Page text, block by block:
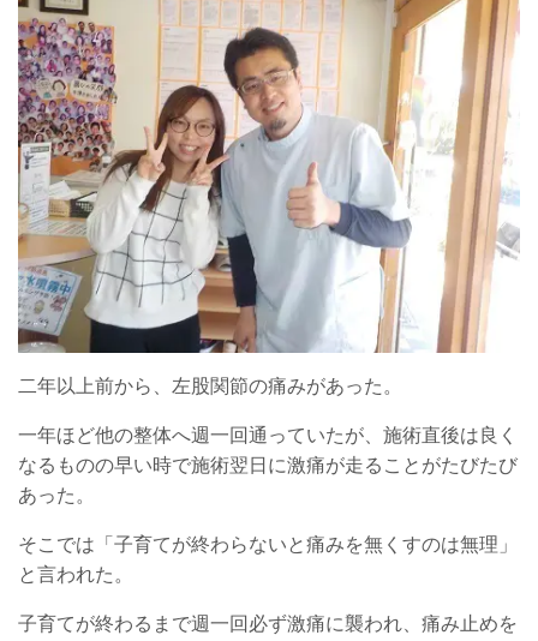
二年以上前から、左股関節の痛みがあった。
一年ほど他の整体へ週一回通っていたが、施術直後は良く
なるものの早い時で施術翌日に激痛が走ることがたびたび
あった。
そこでは「子育てが終わらないと痛みを無くすのは無理」
と言われた。
子育てが終わるまで週一回必ず激痛に襲われ、痛み止めを